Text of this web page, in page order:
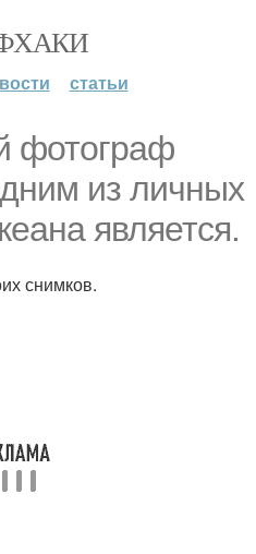
статьи
фотограф
из личных
является.
снимков.